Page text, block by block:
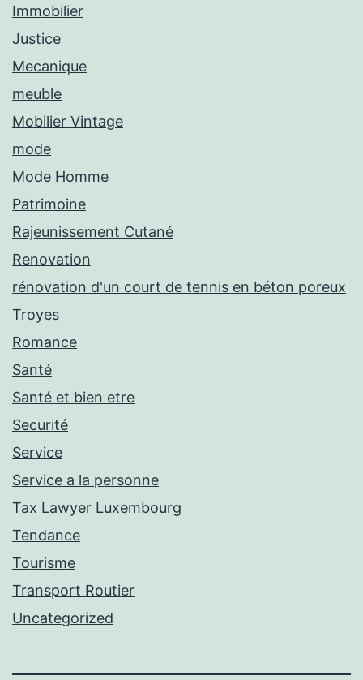
Immobilier
Justice
Mecanique
meuble
Mobilier Vintage
mode
Mode Homme
Patrimoine
Rajeunissement Cutané
Renovation
rénovation d'un court de tennis en béton poreux
Troyes
Romance
Santé
Santé et bien etre
Securité
Service
Service a la personne
Tax Lawyer Luxembourg
Tendance
Tourisme
Transport Routier
Uncategorized